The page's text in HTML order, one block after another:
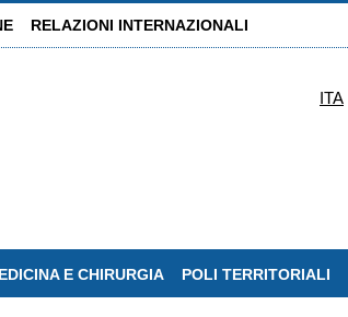
RELAZIONI INTERNAZIONALI
ITA
E CHIRURGIA POLI TERRITORIALI